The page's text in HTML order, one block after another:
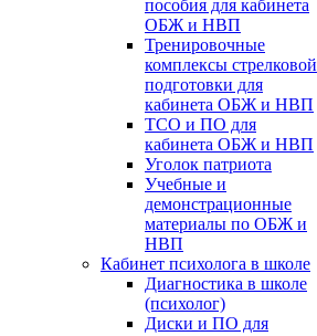
пособия для кабинета
ОБЖ и НВП
Тренировочные
комплексы стрелковой
подготовки для
кабинета ОБЖ и НВП
ТСО и ПО для
кабинета ОБЖ и НВП
Уголок патриота
Учебные и
демонстрационные
материалы по ОБЖ и
НВП
Кабинет психолога в школе
Диагностика в школе
(психолог)
Диски и ПО для